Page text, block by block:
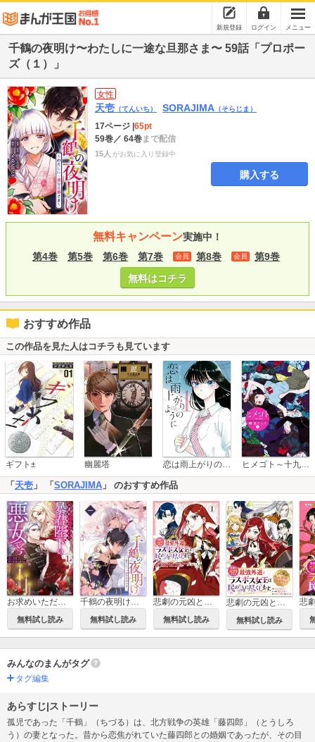
新規登録 ログイン メニュー
千鶴の夜明け〜わたしに一途な旦那さま〜 59話「プロポー
ズ（１）」
女性
天壱 （てんいち） SORAJIMA （そらじま）
17ページ 65pt
59巻／ 64巻まで配信
15人 がお気に入り登録中
購入する
無料キャンペーン実施中！
第4巻
第5巻 第6巻 第7巻 会員 第8巻 会員
第9巻
無料はコチラ
おすすめ作品
この作品を見た人はコチラも見ています
ギフト± 幽麗塔 恋は雨上がりのように ヒメゴト～十九歳の制服～
「 天壱 」 「 SORAJIMA 」 のおすすめ作品
お求めいただいた暴君陛下の悪女です(コミック)
無料試し読み
千鶴の夜明け～わたしに一途な旦那さま～【単行本版】
無料試し読み
悲劇の元凶となる最強外道ラスボス女王は民の為に尽くします。 The Savior's Pride
無料試し読み
悲劇の元凶となる最強外道ラスボス女王は民の為に尽くします。 The Savior's Pride 【連載版】
無料試し読み
みんなのまんがタグ
タグ編集
あらすじ|ストーリー
孤児であった「千鶴」（ちづる）は、北方戦争の英雄「藤四郎」（とうしろ
う）の妻となった。昔から恋焦がれていた藤四郎との婚姻であったが、その目